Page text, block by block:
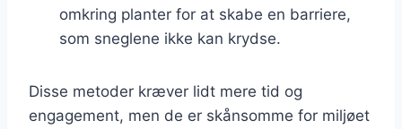
omkring planter for at skabe en barriere,
som sneglene ikke kan krydse.
Disse metoder kræver lidt mere tid og
engagement, men de er skånsomme for miljøet